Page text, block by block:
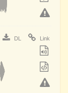
DL Link